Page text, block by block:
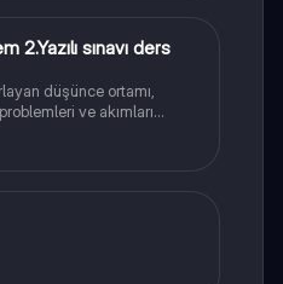
2.Yazılı sınavı ders
düşünce ortamı,
ve akımları